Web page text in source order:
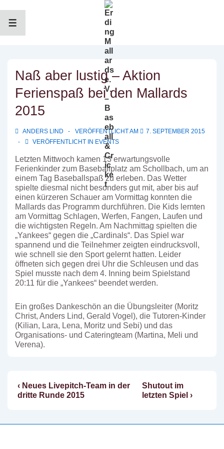
InhaltMENÜ
Naß aber lustig – Aktion
Ferienspaß bei den Mallards
2015
ANDERS LIND VERÖFFENTLICHT AM
7. SEPTEMBER 2015
VERÖFFENTLICHT IN EVENTS
Letzten Mittwoch kamen 13 erwartungsvolle
Ferienkinder zum Baseballplatz am Schollbach, um an
einem Tag Baseballspaß zu erleben. Das Wetter
spielte diesmal nicht besonders gut mit, aber bis auf
einen kürzeren Schauer am Vormittag konnten die
Mallards das Programm durchführen. Die Kids lernten
am Vormittag Schlagen, Werfen, Fangen, Laufen und
die wichtigsten Regeln. Am Nachmittag spielten die
„Yankees“ gegen die „Cardinals“. Das Spiel war
spannend und die Teilnehmer zeigten eindrucksvoll,
wie schnell sie den Sport gelernt hatten. Leider
öffneten sich gegen drei Uhr die Schleusen und das
Spiel musste nach dem 4. Inning beim Spielstand
20:11 für die „Yankees“ beendet werden.
Ein großes Dankeschön an die Übungsleiter (Moritz
Christ, Anders Lind, Gerald Vogel), die Tutoren-Kinder
(Kilian, Lara, Lena, Moritz und Sebi) und das
Organisations- und Cateringteam (Martina, Meli und
Verena).
Beitragsnavigation
Vorheriger
Beitrag
‹ Neues Livepitch-Team in der
dritte Runde 2015
Nächster
Beitrag
Shutout im
letzten Spiel ›